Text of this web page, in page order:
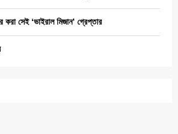
করা সেই ‘ভাইরাল মিজান’ গ্রেপ্তার